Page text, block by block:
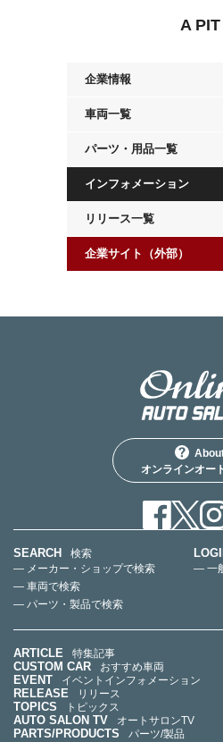
A PIT
企業情報
車両一覧
パーツ・用品一覧
インフォメーション
リリース一覧
企業サイト（外部）
オンラインオー
SEARCH
検索
— メーカー・ショップで検索
— 車両で検索
— パーツ・製品で検索
— 一
ARTICLE 特集記事
CUSTOM CAR おすすめ車両
EVENT イベントインフォメーション
RELEASE リリース
TOPICS トピックス
AUTO SALON TV オートサロンTV
PARTS/PRODUCTS パーツ/製品